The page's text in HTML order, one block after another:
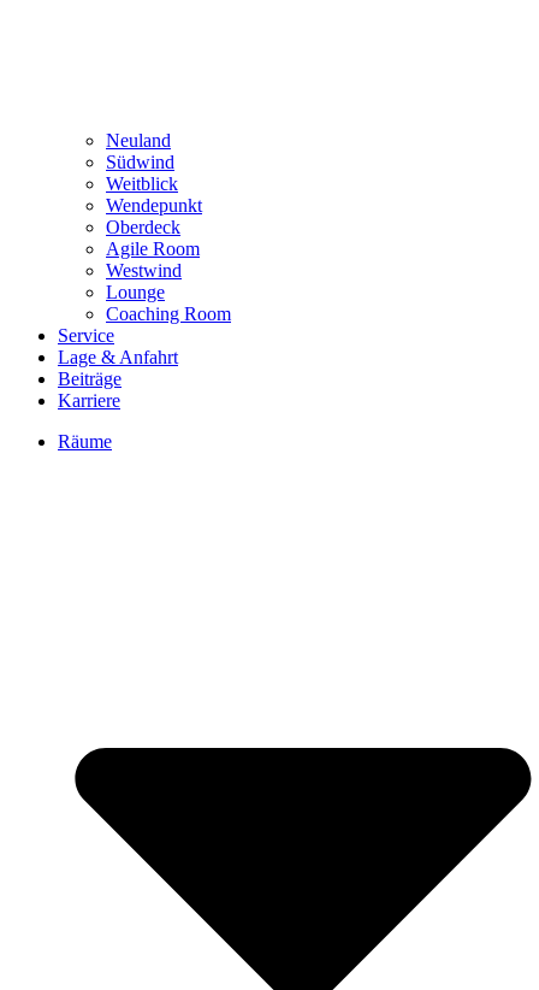
Neuland
Südwind
Weitblick
Wendepunkt
Oberdeck
Agile Room
Westwind
Lounge
Coaching Room
Service
Lage & Anfahrt
Beiträge
Karriere
Räume